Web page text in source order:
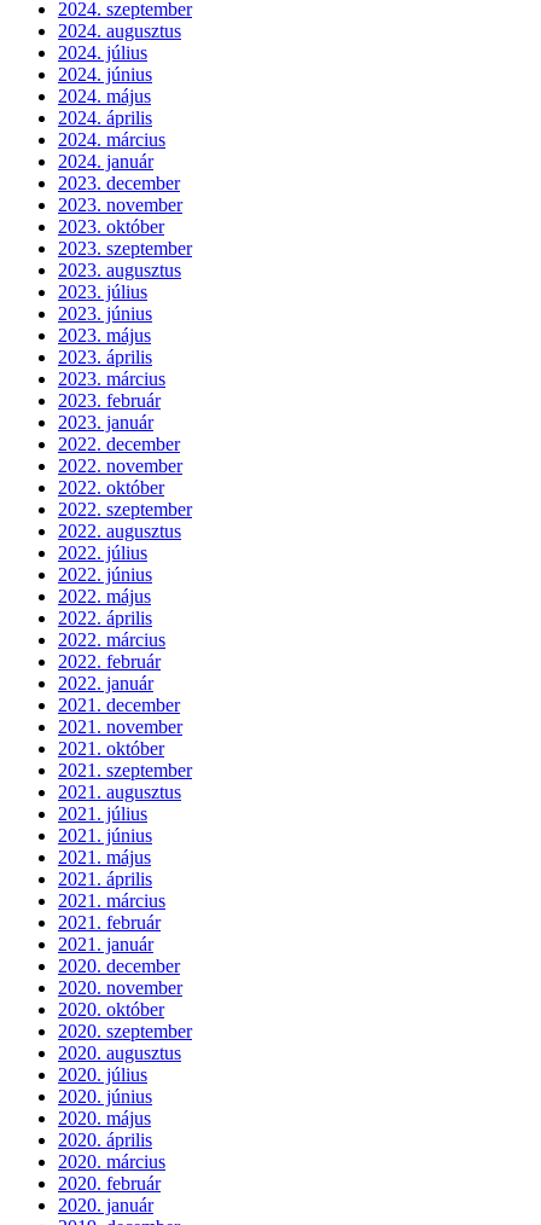
2024. szeptember
2024. augusztus
2024. július
2024. június
2024. május
2024. április
2024. március
2024. január
2023. december
2023. november
2023. október
2023. szeptember
2023. augusztus
2023. július
2023. június
2023. május
2023. április
2023. március
2023. február
2023. január
2022. december
2022. november
2022. október
2022. szeptember
2022. augusztus
2022. július
2022. június
2022. május
2022. április
2022. március
2022. február
2022. január
2021. december
2021. november
2021. október
2021. szeptember
2021. augusztus
2021. július
2021. június
2021. május
2021. április
2021. március
2021. február
2021. január
2020. december
2020. november
2020. október
2020. szeptember
2020. augusztus
2020. július
2020. június
2020. május
2020. április
2020. március
2020. február
2020. január